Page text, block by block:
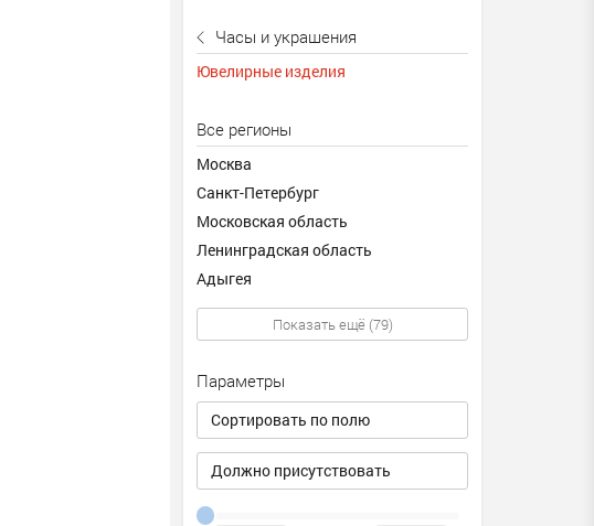
Часы и украшения
Ювелирные изделия
Все регионы
Москва
Санкт-Петербург
Московская область
Ленинградская область
Адыгея
Показать ещё (79)
Параметры
Сортировать по полю
Должно присутствовать